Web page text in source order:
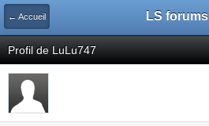
← Accueil LS forums
Profil de LuLu747